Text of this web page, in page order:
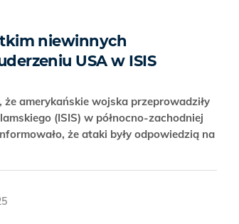
niewinnych
USA w ISIS
amerykańskie wojska przeprowadziły
(ISIS) w północno-zachodniej
że ataki były odpowiedzią na